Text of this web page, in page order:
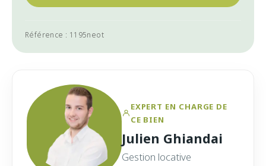
Référence : 1195neot
EXPERT EN CHARGE DE
CE BIEN
Julien Ghiandai
Gestion locative